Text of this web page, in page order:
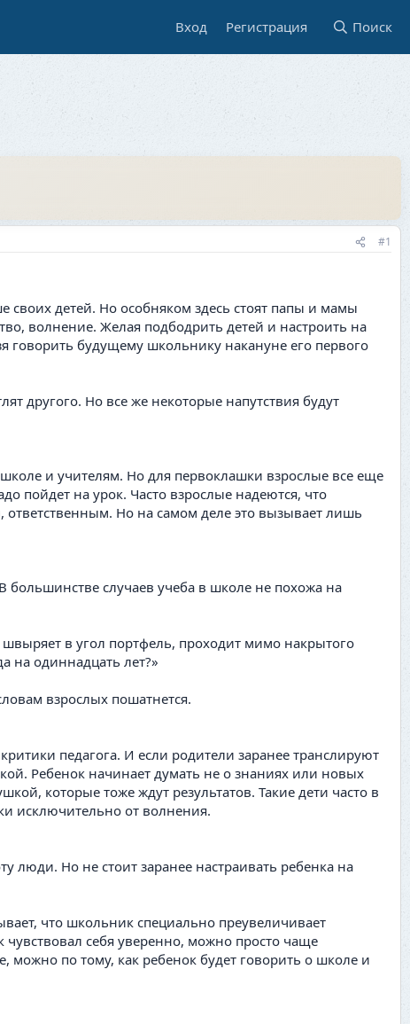
Вход Регистрация Поиск
#1
детей. Но особняком здесь стоят папы и мамы
волнение. Желая подбодрить детей и настроить на
говорить будущему школьнику накануне его первого
другого. Но все же некоторые напутствия будут
и учителям. Но для первоклашки взрослые все еще
пойдет на урок. Часто взрослые надеются, что
Но на самом деле это вызывает лишь
случаев учеба в школе не похожа на
в угол портфель, проходит мимо накрытого
на одиннадцать лет?»
взрослых пошатнется.
педагога. И если родители заранее транслируют
Ребенок начинает думать не о знаниях или новых
которые тоже ждут результатов. Такие дети часто в
исключительно от волнения.
люди. Но не стоит заранее настраивать ребенка на
что школьник специально преувеличивает
себя уверенно, можно просто чаще
можно по тому, как ребенок будет говорить о школе и